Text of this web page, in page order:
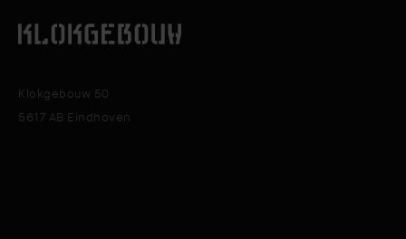
Klokgebouw 50
5617 AB Eindhoven